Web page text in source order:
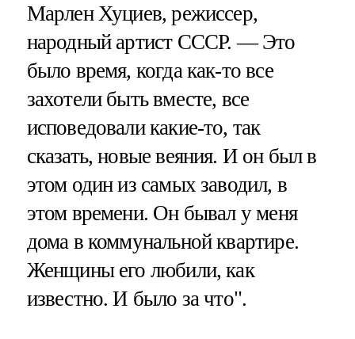
Марлен Хуциев, режиссер,
народный артист СССР. — Это
было время, когда как-то все
захотели быть вместе, все
исповедовали какие-то, так
сказать, новые веяния. И он был в
этом один из самых заводил, в
этом времени. Он бывал у меня
дома в коммунальной квартире.
Женщины его любили, как
известно. И было за что".